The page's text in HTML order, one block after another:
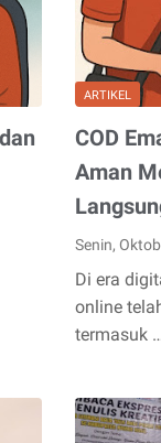
ARTIKEL
COD
Aman
Senin,
Di era
online
termasuk